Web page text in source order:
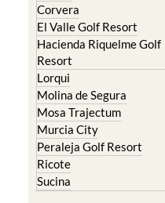
Corvera
El Valle Golf Resort
Hacienda Riquelme Golf
Resort
Lorqui
Molina de Segura
Mosa Trajectum
Murcia City
Peraleja Golf Resort
Ricote
Sucina